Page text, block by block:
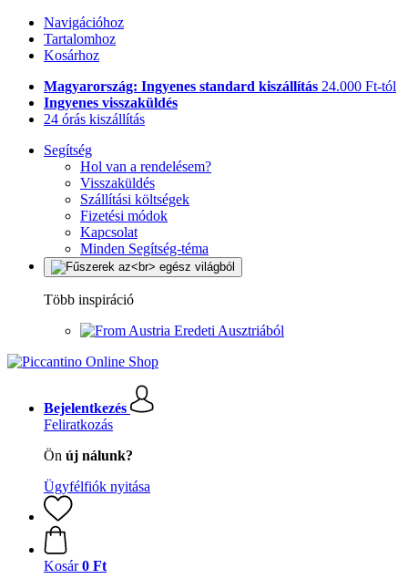
Navigációhoz
Tartalomhoz
Kosárhoz
Magyarország: Ingyenes standard kiszállítás 24.000 Ft-tól
Ingyenes visszaküldés
24 órás kiszállítás
Segítség
Hol van a rendelésem?
Visszaküldés
Szállítási költségek
Fizetési módok
Kapcsolat
Minden Segítség-téma
Több inspiráció
Eredeti Ausztriából
Bejelentkezés
Feliratkozás
Ön új nálunk?
Ügyfélfiók nyitása
Kosár 0 Ft